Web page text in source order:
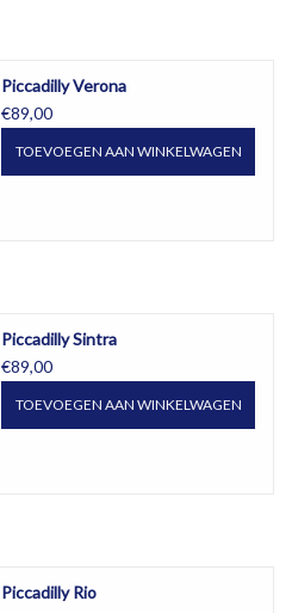
Piccadilly Verona
€89,00
TOEVOEGEN AAN WINKELWAGEN
Piccadilly Sintra
€89,00
TOEVOEGEN AAN WINKELWAGEN
Piccadilly Rio